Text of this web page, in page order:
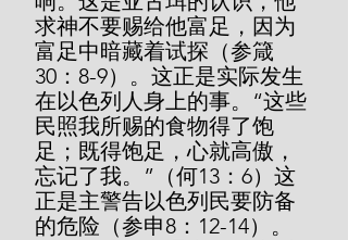
求神不要赐给他富足，因为
富足中暗藏着试探（参箴
30：8-9）。这正是实际发生
在以色列人身上的事。“这些
民照我所赐的食物得了饱
足；既得饱足，心就高傲，
忘记了我。”（何13：6）这
正是主警告以色列民要防备
的危险（参申8：12-14）。